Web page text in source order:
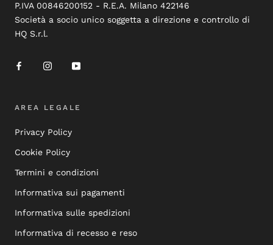
P.IVA 00846200152 - R.E.A. Milano 422146
Società a socio unico soggetta a direzione e controllo di
HQ S.r.l.
AREA LEGALE
Privacy Policy
Cookie Policy
Termini e condizioni
Informativa sui pagamenti
Informativa sulle spedizioni
Informativa di recesso e reso